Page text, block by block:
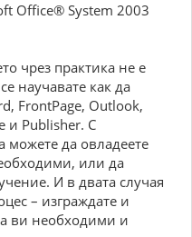
Office® System 2003
чрез практика не е
научавате как да
FrontPage, Outlook,
и Publisher. С
можете да овладеете
или да
И в двата случая
– изграждате и
ви необходими и